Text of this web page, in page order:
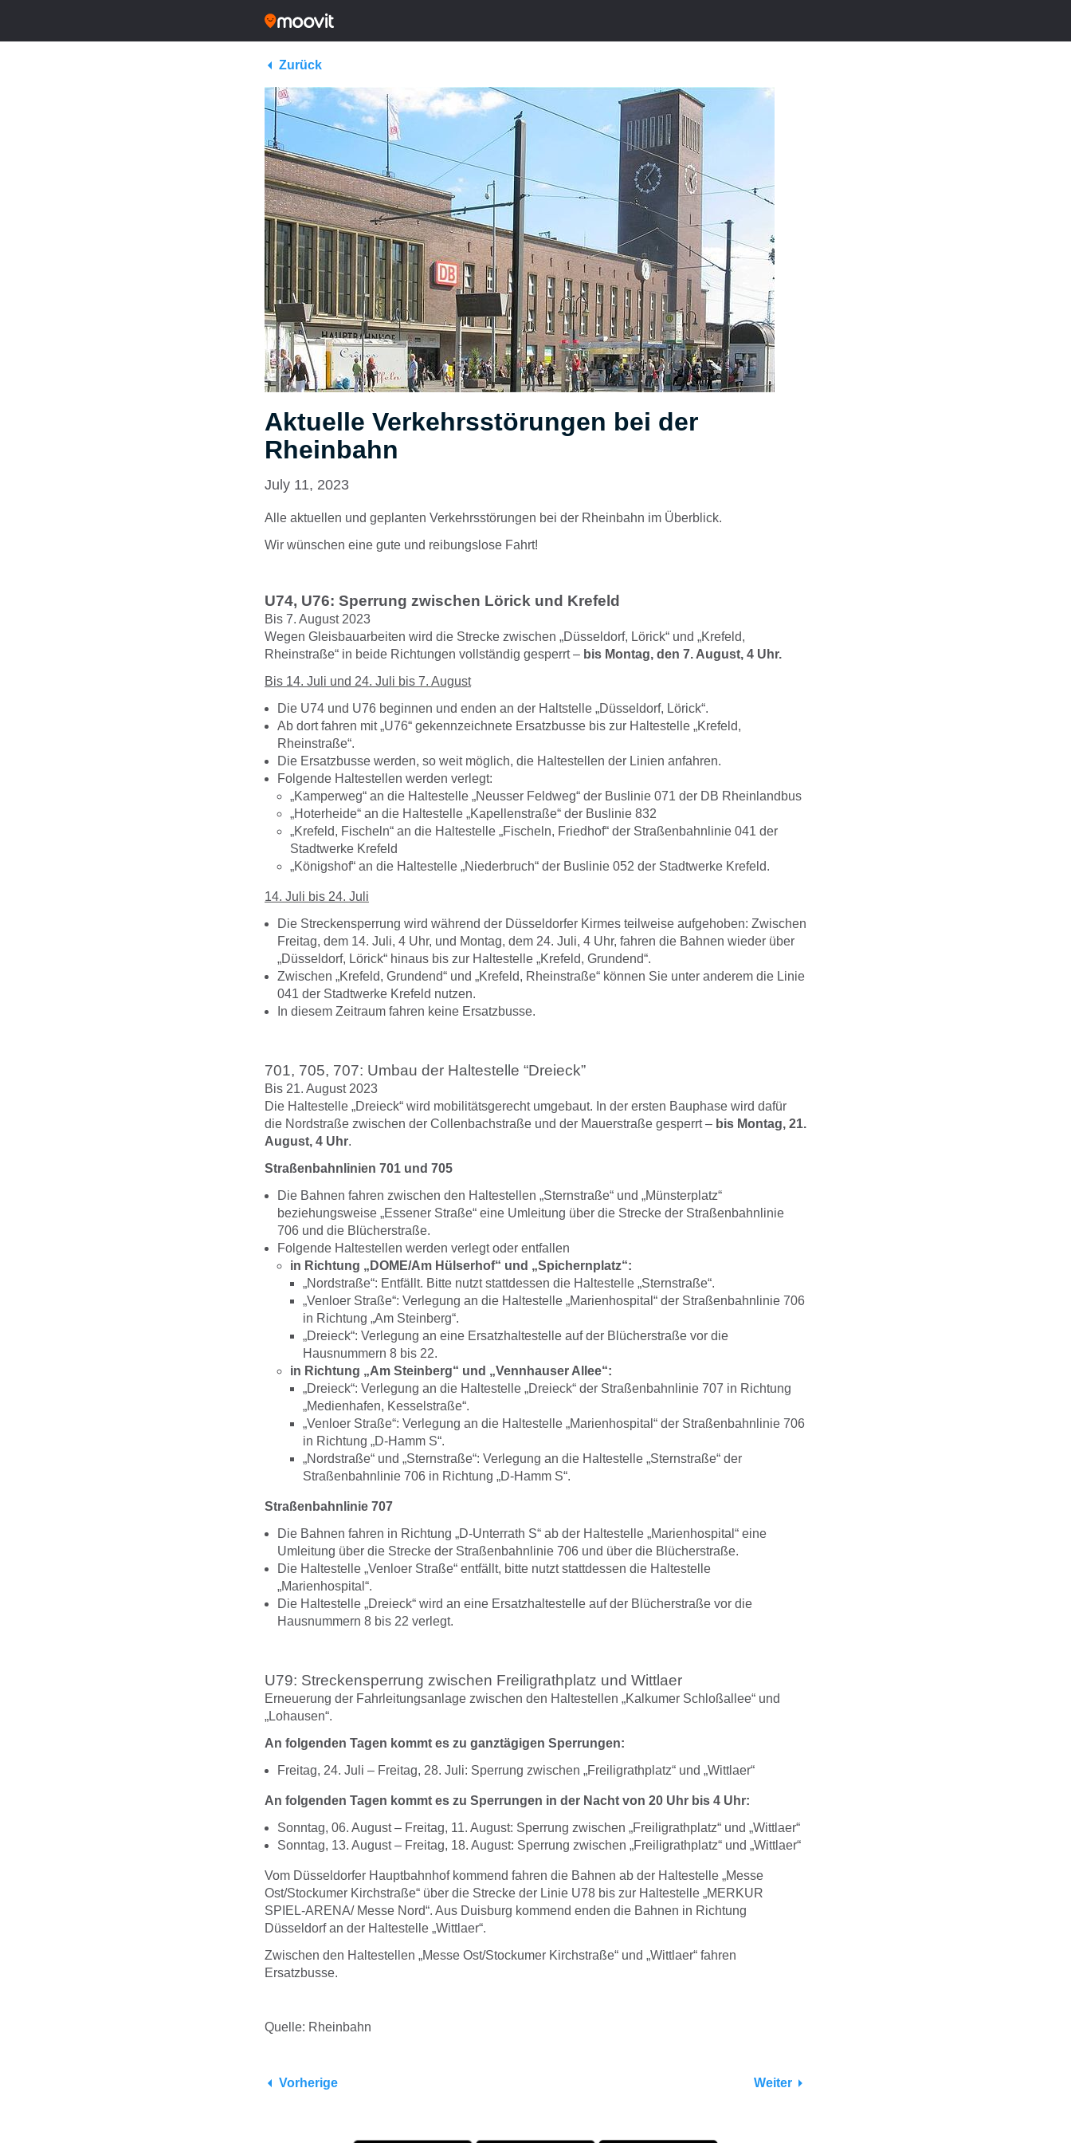
Zurück
Aktuelle Verkehrsstörungen bei der
Rheinbahn
July 11, 2023
Alle aktuellen und geplanten Verkehrsstörungen bei der Rheinbahn im Überblick.
Wir wünschen eine gute und reibungslose Fahrt!
U74, U76: Sperrung zwischen Lörick und Krefeld
Bis 7. August 2023
Wegen Gleisbauarbeiten wird die Strecke zwischen „Düsseldorf, Lörick“ und „Krefeld,
Rheinstraße“ in beide Richtungen vollständig gesperrt – bis Montag, den 7. August, 4 Uhr.
Bis 14. Juli und 24. Juli bis 7. August
Die U74 und U76 beginnen und enden an der Haltstelle „Düsseldorf, Lörick“.
Ab dort fahren mit „U76“ gekennzeichnete Ersatzbusse bis zur Haltestelle „Krefeld,
Rheinstraße“.
Die Ersatzbusse werden, so weit möglich, die Haltestellen der Linien anfahren.
Folgende Haltestellen werden verlegt:
„Kamperweg“ an die Haltestelle „Neusser Feldweg“ der Buslinie 071 der DB Rheinlandbus
„Hoterheide“ an die Haltestelle „Kapellenstraße“ der Buslinie 832
„Krefeld, Fischeln“ an die Haltestelle „Fischeln, Friedhof“ der Straßenbahnlinie 041 der
Stadtwerke Krefeld
„Königshof“ an die Haltestelle „Niederbruch“ der Buslinie 052 der Stadtwerke Krefeld.
14. Juli bis 24. Juli
Die Streckensperrung wird während der Düsseldorfer Kirmes teilweise aufgehoben: Zwischen
Freitag, dem 14. Juli, 4 Uhr, und Montag, dem 24. Juli, 4 Uhr, fahren die Bahnen wieder über
„Düsseldorf, Lörick“ hinaus bis zur Haltestelle „Krefeld, Grundend“.
Zwischen „Krefeld, Grundend“ und „Krefeld, Rheinstraße“ können Sie unter anderem die Linie
041 der Stadtwerke Krefeld nutzen.
In diesem Zeitraum fahren keine Ersatzbusse.
701, 705, 707: Umbau der Haltestelle “Dreieck”
Bis 21. August 2023
Die Haltestelle „Dreieck“ wird mobilitätsgerecht umgebaut. In der ersten Bauphase wird dafür
die Nordstraße zwischen der Collenbachstraße und der Mauerstraße gesperrt – bis Montag, 21.
August, 4 Uhr.
Straßenbahnlinien 701 und 705
Die Bahnen fahren zwischen den Haltestellen „Sternstraße“ und „Münsterplatz“
beziehungsweise „Essener Straße“ eine Umleitung über die Strecke der Straßenbahnlinie
706 und die Blücherstraße.
Folgende Haltestellen werden verlegt oder entfallen
in Richtung „DOME/Am Hülserhof“ und „Spichernplatz“:
„Nordstraße“: Entfällt. Bitte nutzt stattdessen die Haltestelle „Sternstraße“.
„Venloer Straße“: Verlegung an die Haltestelle „Marienhospital“ der Straßenbahnlinie 706
in Richtung „Am Steinberg“.
„Dreieck“: Verlegung an eine Ersatzhaltestelle auf der Blücherstraße vor die
Hausnummern 8 bis 22.
in Richtung „Am Steinberg“ und „Vennhauser Allee“:
„Dreieck“: Verlegung an die Haltestelle „Dreieck“ der Straßenbahnlinie 707 in Richtung
„Medienhafen, Kesselstraße“.
„Venloer Straße“: Verlegung an die Haltestelle „Marienhospital“ der Straßenbahnlinie 706
in Richtung „D-Hamm S“.
„Nordstraße“ und „Sternstraße“: Verlegung an die Haltestelle „Sternstraße“ der
Straßenbahnlinie 706 in Richtung „D-Hamm S“.
Straßenbahnlinie 707
Die Bahnen fahren in Richtung „D-Unterrath S“ ab der Haltestelle „Marienhospital“ eine
Umleitung über die Strecke der Straßenbahnlinie 706 und über die Blücherstraße.
Die Haltestelle „Venloer Straße“ entfällt, bitte nutzt stattdessen die Haltestelle
„Marienhospital“.
Die Haltestelle „Dreieck“ wird an eine Ersatzhaltestelle auf der Blücherstraße vor die
Hausnummern 8 bis 22 verlegt.
U79: Streckensperrung zwischen Freiligrathplatz und Wittlaer
Erneuerung der Fahrleitungsanlage zwischen den Haltestellen „Kalkumer Schloßallee“ und
„Lohausen“.
An folgenden Tagen kommt es zu ganztägigen Sperrungen:
Freitag, 24. Juli – Freitag, 28. Juli: Sperrung zwischen „Freiligrathplatz“ und „Wittlaer“
An folgenden Tagen kommt es zu Sperrungen in der Nacht von 20 Uhr bis 4 Uhr:
Sonntag, 06. August – Freitag, 11. August: Sperrung zwischen „Freiligrathplatz“ und „Wittlaer“
Sonntag, 13. August – Freitag, 18. August: Sperrung zwischen „Freiligrathplatz“ und „Wittlaer“
Vom Düsseldorfer Hauptbahnhof kommend fahren die Bahnen ab der Haltestelle „Messe
Ost/Stockumer Kirchstraße“ über die Strecke der Linie U78 bis zur Haltestelle „MERKUR
SPIEL-ARENA/ Messe Nord“. Aus Duisburg kommend enden die Bahnen in Richtung
Düsseldorf an der Haltestelle „Wittlaer“.
Zwischen den Haltestellen „Messe Ost/Stockumer Kirchstraße“ und „Wittlaer“ fahren
Ersatzbusse.
Quelle: Rheinbahn
Vorherige Weiter